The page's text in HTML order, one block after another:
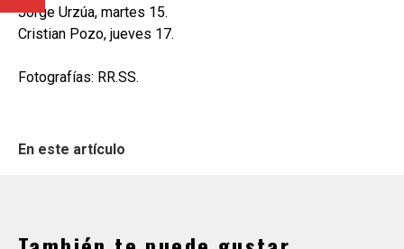
Jorge Urzúa, martes 15.
Cristian Pozo, jueves 17.
Fotografías: RR.SS.
En este artículo